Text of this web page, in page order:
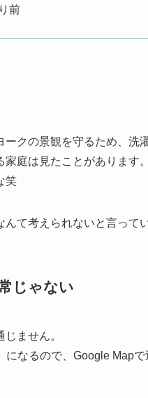
前
ークの景観を守るため、洗
庭は見たことがあります。
んて考えられないと言っ